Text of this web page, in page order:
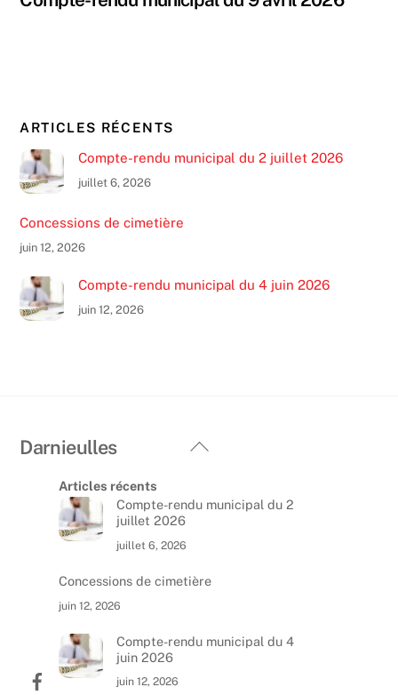
ARTICLES RÉCENTS
Compte-rendu municipal du 2 juillet 2026
juillet 6, 2026
Concessions de cimetière
juin 12, 2026
Compte-rendu municipal du 4 juin 2026
juin 12, 2026
Back
Darnieulles
Articles récents
Compte-rendu municipal du 2
juillet 2026
juillet 6, 2026
Concessions de cimetière
juin 12, 2026
Compte-rendu municipal du 4
juin 2026
juin 12, 2026